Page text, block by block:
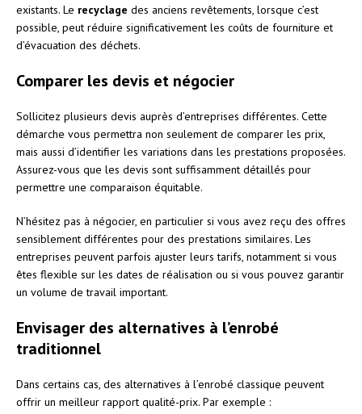
existants. Le recyclage des anciens revêtements, lorsque c’est
possible, peut réduire significativement les coûts de fourniture et
d’évacuation des déchets.
Comparer les devis et négocier
Sollicitez plusieurs devis auprès d’entreprises différentes. Cette
démarche vous permettra non seulement de comparer les prix,
mais aussi d’identifier les variations dans les prestations proposées.
Assurez-vous que les devis sont suffisamment détaillés pour
permettre une comparaison équitable.
N’hésitez pas à négocier, en particulier si vous avez reçu des offres
sensiblement différentes pour des prestations similaires. Les
entreprises peuvent parfois ajuster leurs tarifs, notamment si vous
êtes flexible sur les dates de réalisation ou si vous pouvez garantir
un volume de travail important.
Envisager des alternatives à l’enrobé
traditionnel
Dans certains cas, des alternatives à l’enrobé classique peuvent
offrir un meilleur rapport qualité-prix. Par exemple :